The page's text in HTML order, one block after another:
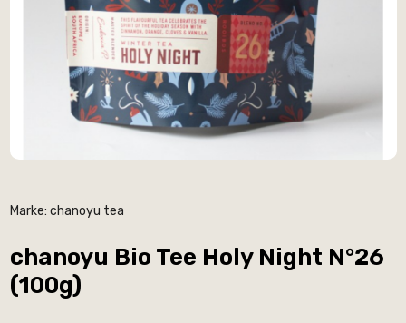
Marke: chanoyu tea
chanoyu Bio Tee Holy Night N°26
(100g)